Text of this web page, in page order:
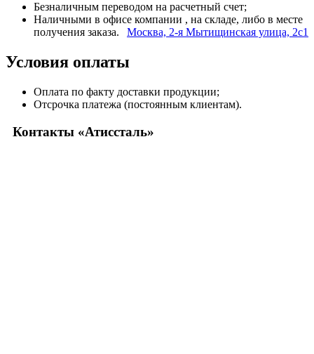
Безналичным переводом на расчетный счет;
Наличными в офисе компании
Москва, 2-я Мытищинская улица, 2с1
, на складе, либо в месте
получения заказа.
Условия оплаты
Оплата по факту доставки продукции;
Отсрочка платежа (постоянным клиентам).
Контакты «Атиссталь»